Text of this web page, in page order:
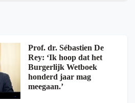
Prof. dr. Sébastien De
Rey: ‘Ik hoop dat het
Burgerlijk Wetboek
honderd jaar mag
meegaan.’